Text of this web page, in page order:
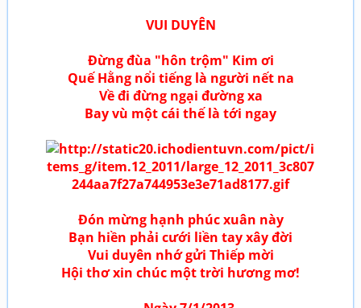
VUI DUYÊN
Đừng đùa "hôn trộm" Kim ơi
Quế Hằng nổi tiếng là người nết na
Về đi đừng ngại đường xa
Bay vù một cái thế là tới ngay
Đón mừng hạnh phúc xuân này
Bạn hiền phải cưới liền tay xây đời
Vui duyên nhớ gửi Thiếp mời
Hội thơ xin chúc một trời hương mơ!